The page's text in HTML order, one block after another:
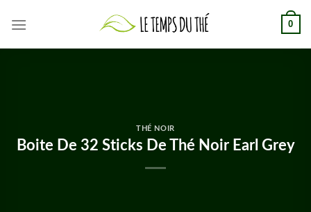
0
THÉ NOIR
Boite De 32 Sticks De Thé Noir Earl Grey